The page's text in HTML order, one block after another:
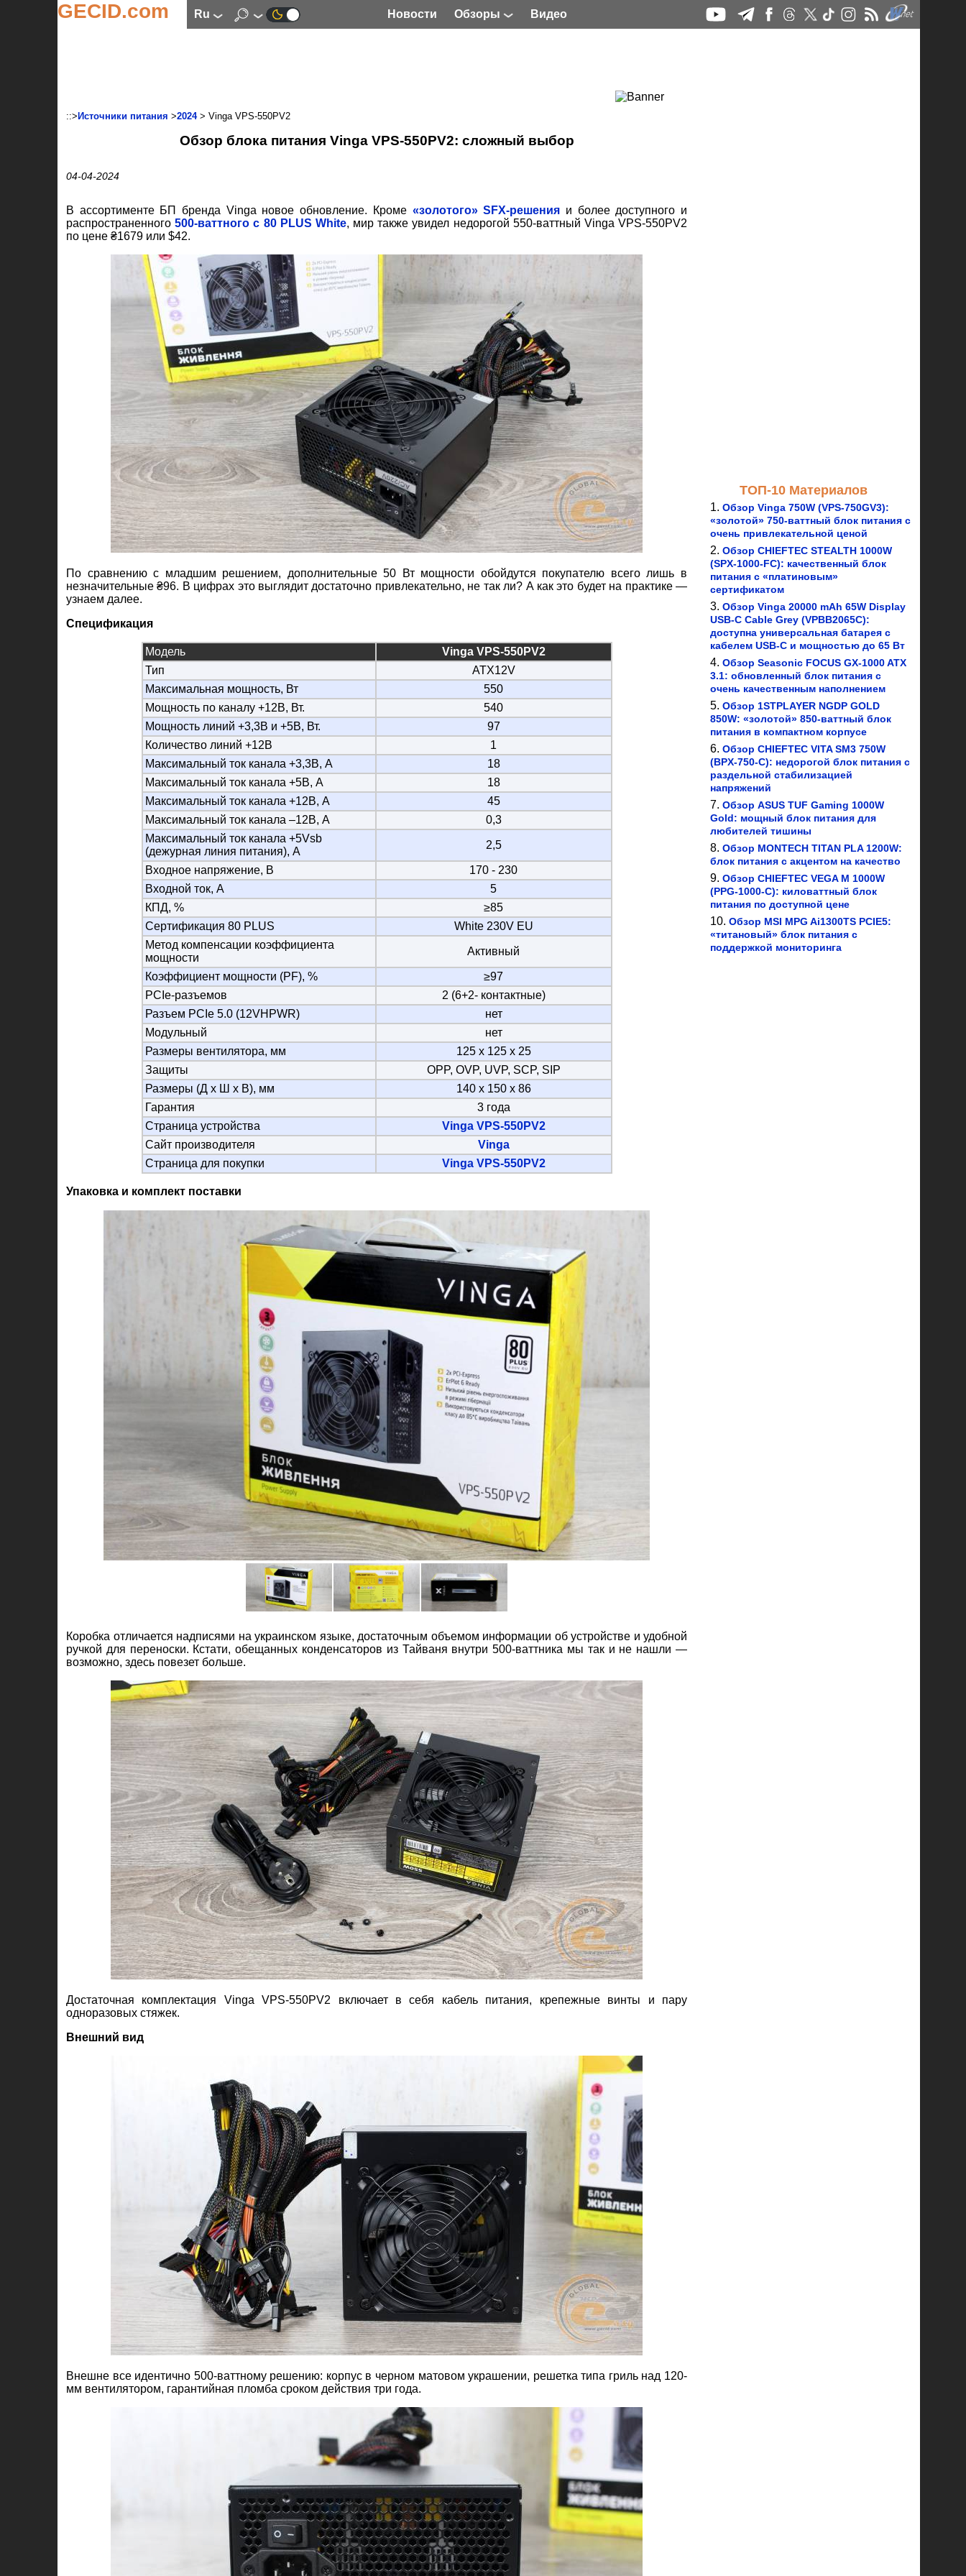
GECID.com ru Новости Обзоры Видео
::> Источники питания >2024> Vinga VPS-550PV2
Обзор блока питания Vinga VPS-550PV2: сложный выбор
04-04-2024
В ассортименте БП бренда Vinga новое обновление. Кроме «золотого» SFX-решения и более доступного и
распространенного500-ваттного с 80 PLUS White, мир также увидел недорогой 550-ваттный Vinga VPS-550PV2
по цене ₴1679 или $42.
По сравнению с младшим решением, дополнительные 50 Вт мощности обойдутся покупателю всего лишь в
незначительные ₴96. В цифрах это выглядит достаточно привлекательно, не так ли? А как это будет на практике —
узнаем далее.
Спецификация
Модель
Vinga VPS-550PV2
Тип
ATX12V
Максимальная мощность, Вт
550
Мощность по каналу +12В, Вт.
540
Мощность линий +3,3В и +5В, Вт.
97
Количество линий +12В
1
Максимальный ток канала +3,3В, А
18
Максимальный ток канала +5В, А
18
Максимальный ток канала +12В, А
45
Максимальный ток канала –12В, А
0,3
Максимальный ток канала +5Vsb
(дежурная линия питания), А
2,5
Входное напряжение, В
170 - 230
Входной ток, А
5
КПД, %
≥85
Сертификация 80 PLUS
White 230V EU
Метод компенсации коэффициента
мощности
Активный
Коэффициент мощности (PF), %
≥97
PCIe-разъемов
2 (6+2- контактные)
Разъем PCIe 5.0 (12VHPWR)
нет
Модульный
нет
Размеры вентилятора, мм
125 х 125 х 25
Защиты
OPP, OVP, UVP, SCP, SIP
Размеры (Д х Ш х В), мм
140 х 150 х 86
Гарантия
3 года
Страница устройства
Vinga VPS-550PV2
Сайт производителя
Vinga
Страница для покупки
Vinga VPS-550PV2
Упаковка и комплект поставки
Коробка отличается надписями на украинском языке, достаточным объемом информации об устройстве и удобной
ручкой для переноски. Кстати, обещанных конденсаторов из Тайваня внутри 500-ваттника мы так и не нашли —
возможно, здесь повезет больше.
Достаточная комплектация Vinga VPS-550PV2 включает в себя кабель питания, крепежные винты и пару
одноразовых стяжек.
Внешний вид
Внешне все идентично 500-ваттному решению: корпус в черном матовом украшении, решетка типа гриль над 120-
мм вентилятором, гарантийная пломба сроком действия три года.
ТОП-10 Материалов
Обзор Vinga 750W (VPS-750GV3):
«золотой» 750-ваттный блок питания с
очень привлекательной ценой
Обзор CHIEFTEC STEALTH 1000W
(SPX-1000-FC): качественный блок
питания с «платиновым»
сертификатом
Обзор Vinga 20000 mAh 65W Display
USB-C Cable Grey (VPBB2065C):
доступна универсальная батарея с
кабелем USB-C и мощностью до 65 Вт
Обзор Seasonic FOCUS GX-1000 ATX
3.1: обновленный блок питания с
очень качественным наполнением
Обзор 1STPLAYER NGDP GOLD
850W: «золотой» 850-ваттный блок
питания в компактном корпусе
Обзор CHIEFTEC VITA SM3 750W
(BPX-750-C): недорогой блок питания с
раздельной стабилизацией
напряжений
Обзор ASUS TUF Gaming 1000W
Gold: мощный блок питания для
любителей тишины
Обзор MONTECH TITAN PLA 1200W:
блок питания с акцентом на качество
Обзор CHIEFTEC VEGA M 1000W
(PPG-1000-C): киловаттный блок
питания по доступной цене
Обзор MSI MPG Ai1300TS PCIE5:
«титановый» блок питания с
поддержкой мониторинга